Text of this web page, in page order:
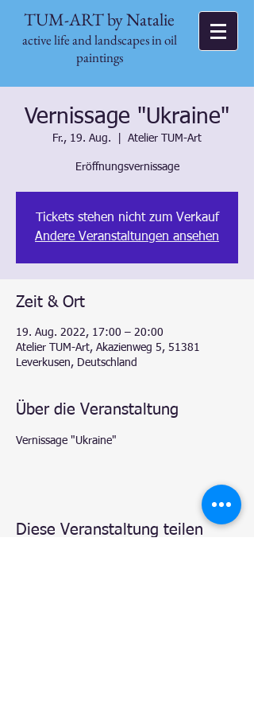
TUM-ART by Natalie
active life and landscapes in oil
paintings
Vernissage "Ukraine"
Fr., 19. Aug. Atelier TUM-Art
Eröffnungsvernissage
Tickets stehen nicht zum Verkauf
Andere Veranstaltungen ansehen
Zeit & Ort
19. Aug. 2022, 17:00 – 20:00
Atelier TUM-Art, Akazienweg 5, 51381
Leverkusen, Deutschland
Über die Veranstaltung
Vernissage "Ukraine"
Diese Veranstaltung teilen